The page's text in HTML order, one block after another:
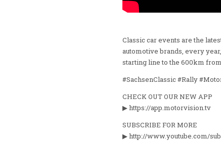
Classic car events are the
automotive brands, every
starting line to the 600km
#SachsenClassic #Rally
CHECK OUT OUR NEW APP
▶ https://app.motorvision.tv
SUBSCRIBE FOR MORE
▶ http://www.youtube.com/